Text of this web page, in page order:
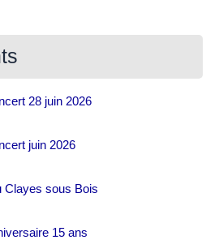
28 juin 2026
juin 2026
Clayes sous Bois
15 ans